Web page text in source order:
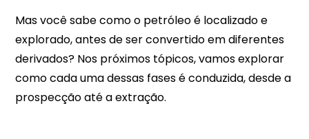
Mas você sabe como o petróleo é localizado e
explorado, antes de ser convertido em diferentes
derivados? Nos próximos tópicos, vamos explorar
como cada uma dessas fases é conduzida, desde a
prospecção até a extração.